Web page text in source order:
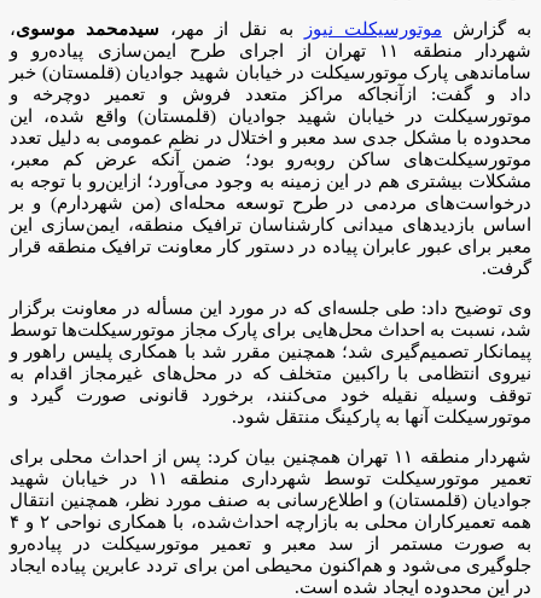
به گزارش موتورسیکلت نیوز به نقل از مهر، سیدمحمد موسوی،
شهردار منطقه ۱۱ تهران از اجرای طرح ایمن‌سازی پیاده‌رو و
ساماندهی پارک موتورسیکلت در خیابان شهید جوادیان (قلمستان) خبر
داد و گفت: ازآنجاکه مراکز متعدد فروش و تعمیر دوچرخه و
موتورسیکلت در خیابان شهید جوادیان (قلمستان) واقع شده، این
محدوده با مشکل جدی سد معبر و اختلال در نظم عمومی به دلیل تعدد
موتورسیکلت‌های ساکن روبه‌رو بود؛ ضمن آنکه عرض کم معبر،
مشکلات بیشتری هم در این زمینه به وجود می‌آورد؛ ازاین‌رو با توجه به
درخواست‌های مردمی در طرح توسعه محله‌ای (من شهردارم) و بر
اساس بازدیدهای میدانی کارشناسان ترافیک منطقه، ایمن‌سازی این
معبر برای عبور عابران پیاده در دستور کار معاونت ترافیک منطقه قرار
گرفت.
وی توضیح داد: طی جلسه‌ای که در مورد این مسأله در معاونت برگزار
شد، نسبت به احداث محل‌هایی برای پارک مجاز موتورسیکلت‌ها توسط
پیمانکار تصمیم‌گیری شد؛ همچنین مقرر شد با همکاری پلیس راهور و
نیروی انتظامی با راکبین متخلف که در محل‌های غیرمجاز اقدام به
توقف وسیله نقیله خود می‌کنند، برخورد قانونی صورت گیرد و
موتورسیکلت آنها به پارکینگ منتقل شود.
شهردار منطقه ۱۱ تهران همچنین بیان کرد: پس از احداث محلی برای
تعمیر موتورسیکلت توسط شهرداری منطقه ۱۱ در خیابان شهید
جوادیان (قلمستان) و اطلاع‌رسانی به صنف مورد نظر، همچنین انتقال
همه تعمیرکاران محلی به بازارچه احداث‌شده، با همکاری نواحی ۲ و ۴
به صورت مستمر از سد معبر و تعمیر موتورسیکلت در پیاده‌رو
جلوگیری می‌شود و هم‌اکنون محیطی امن برای تردد عابرین پیاده ایجاد
در این محدوده ایجاد شده است.